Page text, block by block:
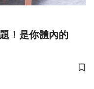
！是你體內的
儲